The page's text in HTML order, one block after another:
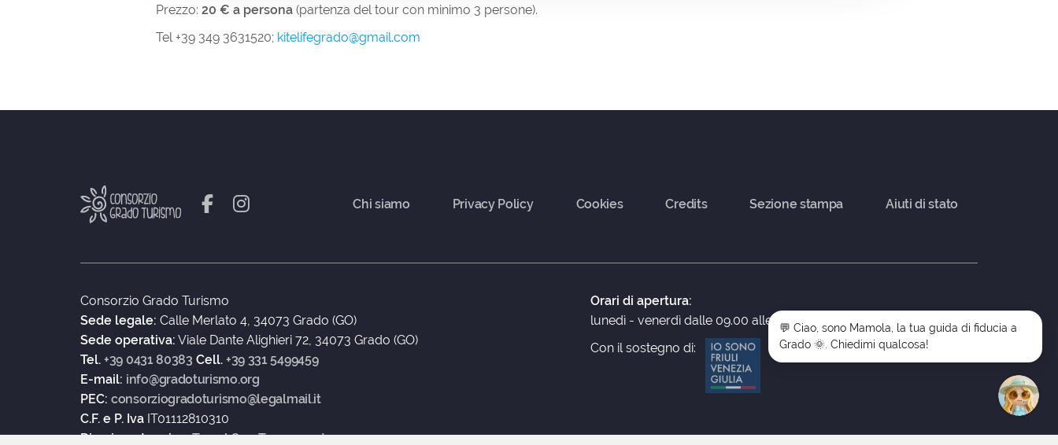
Prezzo:20 € a persona (partenza del tour con minimo 3 persone).
Tel +39 349 3631520; kitelifegrado@gmail.com
Chi siamo Privacy Policy Cookies Credits Sezione stampa Aiuti di stato
Consorzio Grado Turismo
Sede legale: Calle Merlato 4, 34073 Grado (GO)
Sede operativa: Viale Dante Alighieri 72, 34073 Grado (GO)
Tel. +39 0431 80383 Cell. +39 331 5499459
E-mail: info@gradoturismo.org
PEC: consorziogradoturismo@legalmail.it
C.F. e P. Iva IT01112810310
Direzione tecnica:Travel One Tour operator
Orari di apertura:
lunedì - venerdì dalle 09.00 alle 17.00
Con il sostegno di: